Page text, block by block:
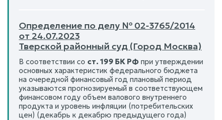
Определение по делу № 02-3765/2014
от 24.07.2023
Тверской районный суд (Город Москва)
В соответствии со ст. 199 БК РФ при утверждении
основных характеристик федерального бюджета
на очередной финансовый год плановый период
указываются прогнозируемый в соответствующем
финансовом году объем валового внутреннего
продукта и уровень инфляции (потребительских
цен) (декабрь к декабрю предыдущего года)